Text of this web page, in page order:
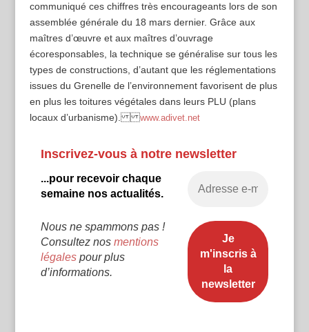
communiqué ces chiffres très encourageants lors de son
assemblée générale du 18 mars dernier. Grâce aux
maîtres d’œuvre et aux maîtres d’ouvrage
écoresponsables, la technique se généralise sur tous les
types de constructions, d’autant que les réglementations
issues du Grenelle de l’environnement favorisent de plus
en plus les toitures végétales dans leurs PLU (plans
locaux d’urbanisme).www.adivet.net
Inscrivez-vous à notre newsletter
...pour recevoir chaque
semaine nos actualités.
Nous ne spammons pas !
Consultez nos mentions
légalespour plus
d’informations.